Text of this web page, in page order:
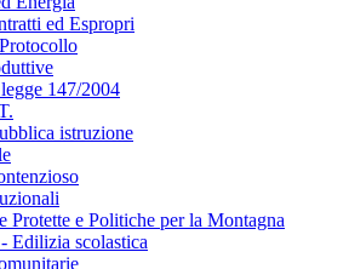
ed Espropri
147/2004
istruzione
Protette e Politiche per la Montagna
Edilizia scolastica